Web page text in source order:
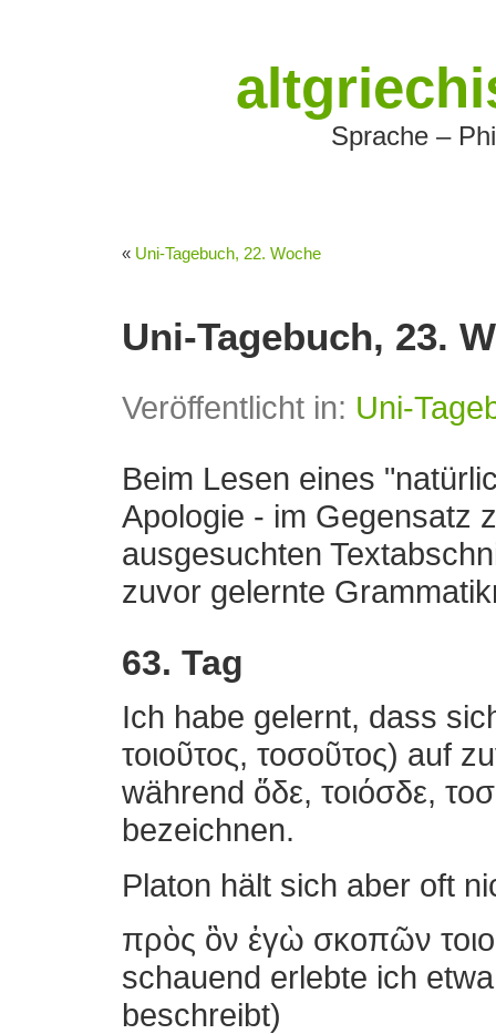
Sprache –
« Uni-Tagebuch, 22. Woche
Uni-Tagebuch, 23.
Veröffentlicht in: Uni-
Beim Lesen eines
Apologie - im Gegensatz
ausgesuchten
zuvor gelernte
63. Tag
Ich habe gelernt, dass
τοιοῦτος, τοσοῦτος) auf
während ὅδε, τοιόσδε,
bezeichnen.
Platon hält sich aber oft
πρὸς ὃν ἐγὼ σκοπῶν
schauend erlebte ich
beschreibt)